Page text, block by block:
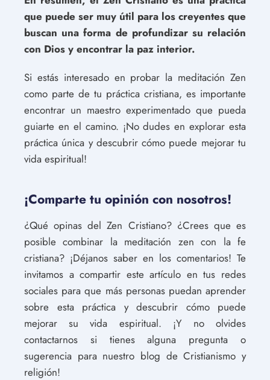
que puede ser muy útil para los creyentes que
buscan una forma de profundizar su relación
con Dios y encontrar la paz interior.
Si estás interesado en probar la meditación Zen
como parte de tu práctica cristiana, es importante
encontrar un maestro experimentado que pueda
guiarte en el camino. ¡No dudes en explorar esta
práctica única y descubrir cómo puede mejorar tu
vida espiritual!
¡Comparte tu opinión con nosotros!
¿Qué opinas del Zen Cristiano? ¿Crees que es
posible combinar la meditación zen con la fe
cristiana? ¡Déjanos saber en los comentarios! Te
invitamos a compartir este artículo en tus redes
sociales para que más personas puedan aprender
sobre esta práctica y descubrir cómo puede
mejorar su vida espiritual. ¡Y no olvides
contactarnos si tienes alguna pregunta o
sugerencia para nuestro blog de Cristianismo y
religión!